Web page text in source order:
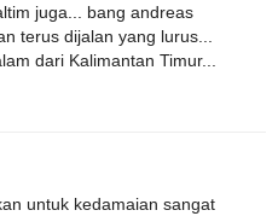
juga... bang andreas
terus dijalan yang lurus...
dari Kalimantan Timur...
untuk kedamaian sangat